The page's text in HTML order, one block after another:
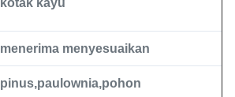
kotak kayu
menerima menyesuaikan
pinus,paulownia,pohon